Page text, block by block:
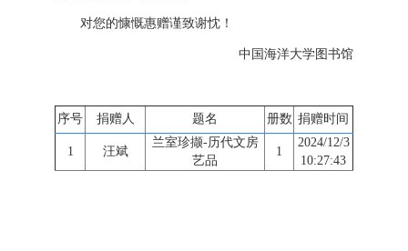
对您的慷慨惠赠谨致谢忱！
中国海洋大学图书馆
序号 捐赠人 题名 册数 捐赠时间
1 汪斌
兰室珍撷-历代文房
艺品
1
2024/12/3
10:27:43